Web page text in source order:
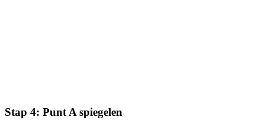
Stap 4: Punt A spiegelen